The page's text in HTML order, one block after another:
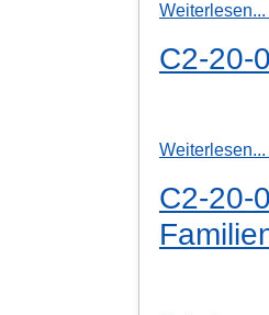
Weiterlesen...
C2-20-
Weiterlesen...
C2-20-